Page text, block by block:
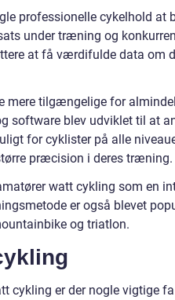
professionelle cykelhold at
under træning og
at få værdifulde data om
mere tilgængelige for
software blev udviklet til at
for cyklister på alle
præcision i deres træning.
watt cykling som en
er også blevet
og triatlon.
cykling er der nogle vigtige